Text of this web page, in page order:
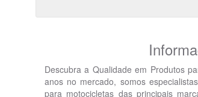
Descubra a Qualidade em Produtos
anos no mercado, somos
para motocicletas das principais